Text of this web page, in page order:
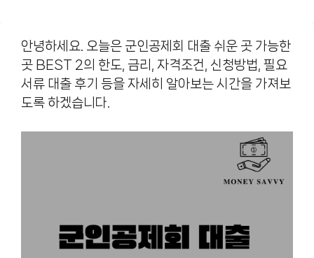
안녕하세요. 오늘은 군인공제회 대출 쉬운 곳 가능한
곳 BEST 2의 한도, 금리, 자격조건, 신청방법, 필요
서류 대출 후기 등을 자세히 알아보는 시간을 가져보
도록 하겠습니다.